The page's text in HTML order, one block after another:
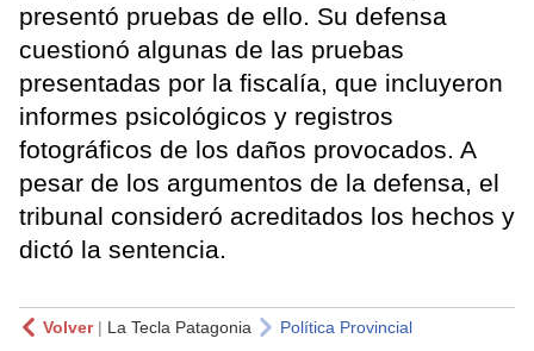
presentó pruebas de ello. Su defensa
cuestionó algunas de las pruebas
presentadas por la fiscalía, que incluyeron
informes psicológicos y registros
fotográficos de los daños provocados. A
pesar de los argumentos de la defensa, el
tribunal consideró acreditados los hechos y
dictó la sentencia.
Volver| La Tecla Patagonia Política Provincial